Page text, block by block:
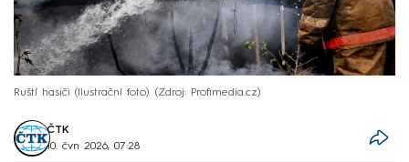
Ruští hasiči (Ilustrační foto) Zdroj: Profimedia.cz
ČTK
10. čvn 2026, 07:28